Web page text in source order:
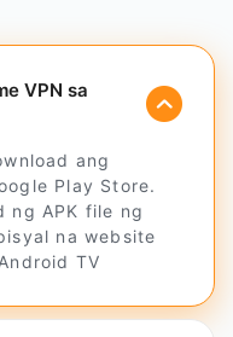
VPN sa
ang
Play Store.
ng APK file ng
na website
TV